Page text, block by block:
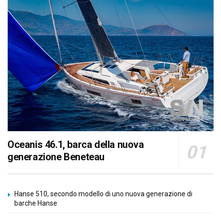
Oceanis 46.1, barca della nuova
generazione Beneteau
Hanse 510, secondo modello di uno nuova generazione di
barche Hanse